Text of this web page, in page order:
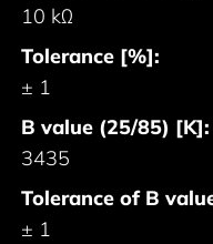
10 kΩ
Tolerance [%]:
± 1
B value (25/85) [K]:
3435
Tolerance of B
± 1